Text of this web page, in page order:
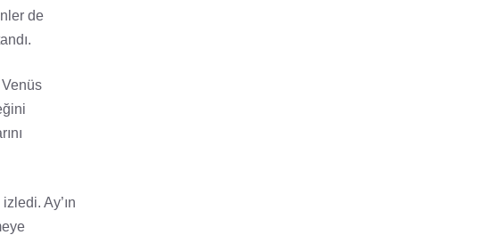
de
Venüs
Ay’ın